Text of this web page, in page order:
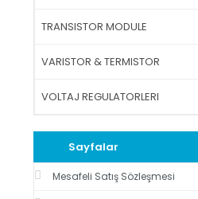
TRANSISTOR MODULE
VARISTOR & TERMISTOR
VOLTAJ REGULATORLERI
Sayfalar
Mesafeli Satış Sözleşmesi